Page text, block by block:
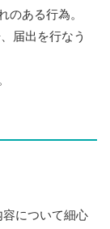
のある行為。
届出を行なう
について細心